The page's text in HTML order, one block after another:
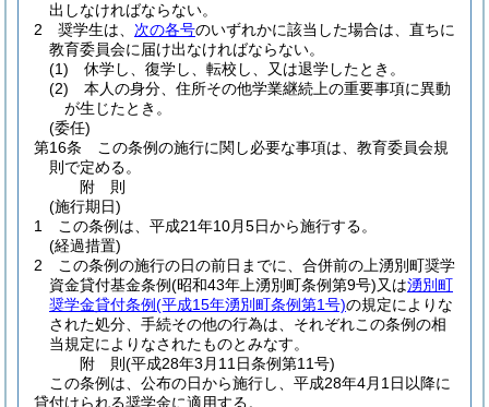
出しなければならない。
2
奨学生は、 次の各号のいずれかに該当した場合は、直ちに
教育委員会に届け出なければならない。
(1)
休学し、復学し、転校し、又は退学したとき。
(2)
本人の身分、住所その他学業継続上の重要事項に異動
が生じたとき。
(委任)
第16条
この条例の施行に関し必要な事項は、教育委員会規
則で定める。
附 則
(施行期日)
1
この条例は、平成21年10月5日から施行する。
(経過措置)
2
この条例の施行の日の前日までに、合併前の上湧別町奨学
資金貸付基金条例(昭和43年上湧別町条例第9号)又は湧別町
奨学金貸付条例(平成15年湧別町条例第1号)の規定によりな
された処分、手続その他の行為は、それぞれこの条例の相
当規定によりなされたものとみなす。
附 則(平成28年3月11日条例第11号)
この条例は、公布の日から施行し、平成28年4月1日以降に
貸付けられる奨学金に適用する。